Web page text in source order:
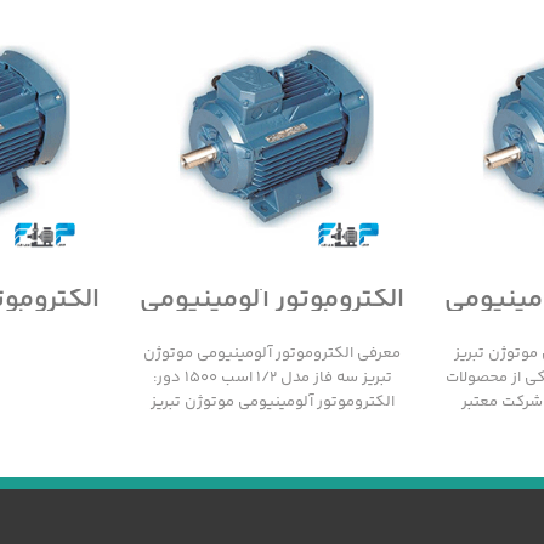
فاز
تبریز
1000 دور یکی از محصولات
معتبر
الکتروموتور آلومینیومی
موتوژن تبریز سه فاز
مدل 1/2 اسب 1500 دور
معرفی الکتروموتور آلومینیومی موتوژن
تبریز سه فاز مدل 1/2 اسب 1500 دور:
الکتروموتور آلومینیومی موتوژن تبریز